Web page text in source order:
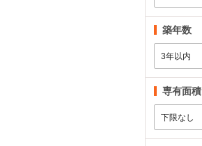
築年数
専有面積